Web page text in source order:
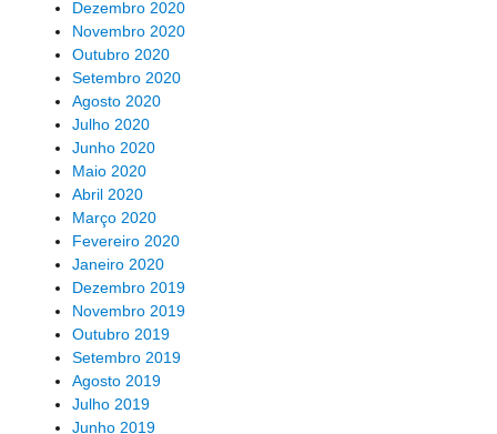
Dezembro 2020
Novembro 2020
Outubro 2020
Setembro 2020
Agosto 2020
Julho 2020
Junho 2020
Maio 2020
Abril 2020
Março 2020
Fevereiro 2020
Janeiro 2020
Dezembro 2019
Novembro 2019
Outubro 2019
Setembro 2019
Agosto 2019
Julho 2019
Junho 2019